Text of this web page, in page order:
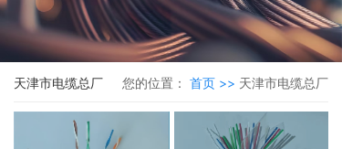
天津市电缆总厂 您的位置： 首页 >> 天津市电缆总厂